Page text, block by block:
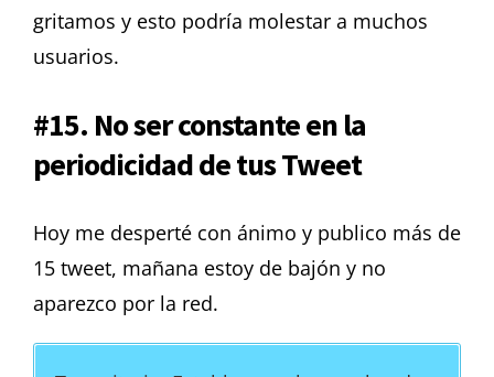
gritamos y esto podría molestar a muchos
usuarios.
#15. No ser constante en la
periodicidad de tus Tweet
Hoy me desperté con ánimo y publico más de
15 tweet, mañana estoy de bajón y no
aparezco por la red.